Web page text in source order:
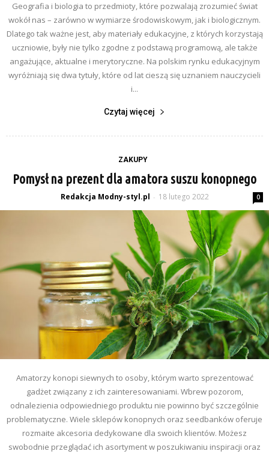
Geografia i biologia to przedmioty, które pozwalają zrozumieć świat
wokół nas – zarówno w wymiarze środowiskowym, jak i biologicznym.
Dlatego tak ważne jest, aby materiały edukacyjne, z których korzystają
uczniowie, były nie tylko zgodne z podstawą programową, ale także
angażujące, aktualne i merytoryczne. Na polskim rynku edukacyjnym
wyróżniają się dwa tytuły, które od lat cieszą się uznaniem nauczycieli
i...
Czytaj więcej
ZAKUPY
Pomysł na prezent dla amatora suszu konopnego
Redakcja Modny-styl.pl - 18 lutego 2022 0
Amatorzy konopi siewnych to osoby, którym warto sprezentować
gadżet związany z ich zainteresowaniami. Wbrew pozorom,
odnalezienia odpowiedniego produktu nie powinno być szczególnie
problematyczne. Wiele sklepów konopnych oraz seedbanków oferuje
rozmaite akcesoria dedykowane dla swoich klientów. Możesz
swobodnie przeglądać ich asortyment w poszukiwaniu inspiracji oraz